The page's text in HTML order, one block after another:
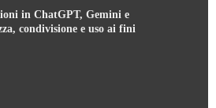
in ChatGPT, Gemini e
condivisione e uso ai fini